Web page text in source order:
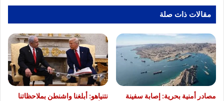
مقالات ذات صلة
مصادر أمنية بحرية: إصابة سفينة
نتنياهو: أبلغنا واشنطن بملاحظاتنا